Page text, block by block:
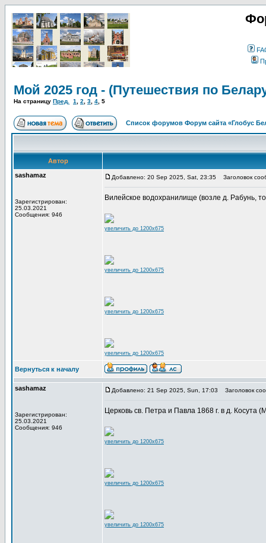
Мой 2025 год - (Путешествия по
На страницу Пред. 1 2 3 4 5
Список форумов Форум сайта «Глобус
Автор
sashamaz
Зарегистрирован:
25.03.2021
Сообщения: 946
Добавлено: 20 Sep 2025, Sat, 23:35 Заголовок
Вилейское водохранилище (возле д. Рабунь,
увеличить до 1200x675
увеличить до 1200x675
увеличить до 1200x675
увеличить до 1200x675
Вернуться к началу
sashamaz
Зарегистрирован:
25.03.2021
Сообщения: 946
Добавлено: 21 Sep 2025, Sun, 17:03 Заголовок
Церковь св. Петра и Павла 1868 г. в д. Косута
увеличить до 1200x675
увеличить до 1200x675
увеличить до 1200x675